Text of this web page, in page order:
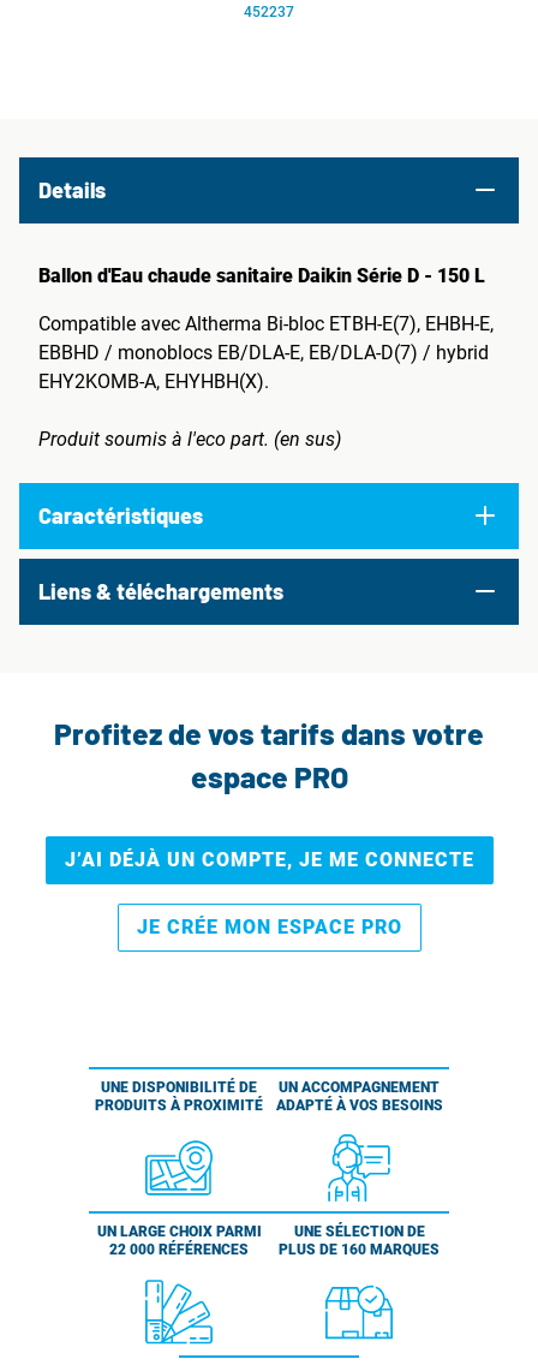
452237
Details
Ballon d'Eau chaude sanitaire Daikin Série D - 150 L
Compatible avec Altherma Bi-bloc ETBH-E(7), EHBH-E,
EBBHD / monoblocs EB/DLA-E, EB/DLA-D(7) / hybrid
EHY2KOMB-A, EHYHBH(X).
Produit soumis à l'eco part. (en sus)
Caractéristiques
Liens & téléchargements
Profitez de vos tarifs dans votre
espace PRO
J’AI DÉJÀ UN COMPTE, JE ME CONNECTE
JE CRÉE MON ESPACE PRO
UNE DISPONIBILITÉ DE
PRODUITS À PROXIMITÉ
UN ACCOMPAGNEMENT
ADAPTÉ À VOS BESOINS
UN LARGE CHOIX PARMI
22 000 RÉFÉRENCES
UNE SÉLECTION DE
PLUS DE 160 MARQUES